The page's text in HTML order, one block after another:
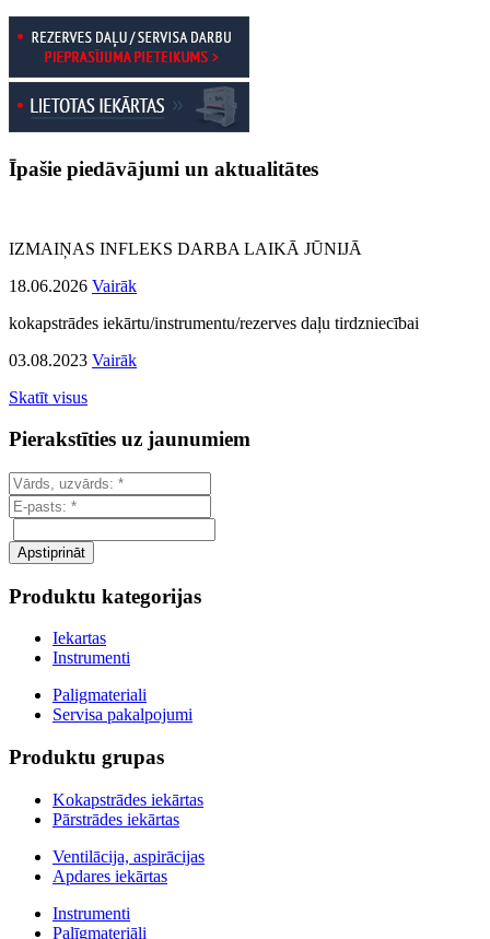
Īpašie piedāvājumi un aktualitātes
IZMAIŅAS INFLEKS DARBA LAIKĀ JŪNIJĀ
18.06.2026 Vairāk
kokapstrādes iekārtu/instrumentu/rezerves daļu tirdzniecībai
03.08.2023 Vairāk
Skatīt visus
Pierakstīties uz jaunumiem
Produktu kategorijas
Iekartas
Instrumenti
Paligmateriali
Servisa pakalpojumi
Produktu grupas
Kokapstrādes iekārtas
Pārstrādes iekārtas
Ventilācija, aspirācijas
Apdares iekārtas
Instrumenti
Palīgmateriāli